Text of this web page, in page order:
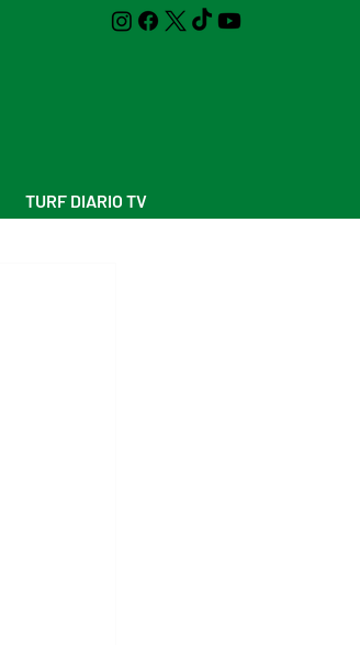
TURF DIARIO TV